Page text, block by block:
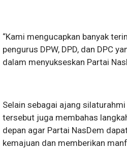
“Kami mengucapkan banyak
pengurus DPW, DPD, dan DPC
dalam menyukseskan Partai
Selain sebagai ajang
tersebut juga membahas
depan agar Partai NasDem
kemajuan dan memberikan